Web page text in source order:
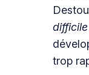
trop